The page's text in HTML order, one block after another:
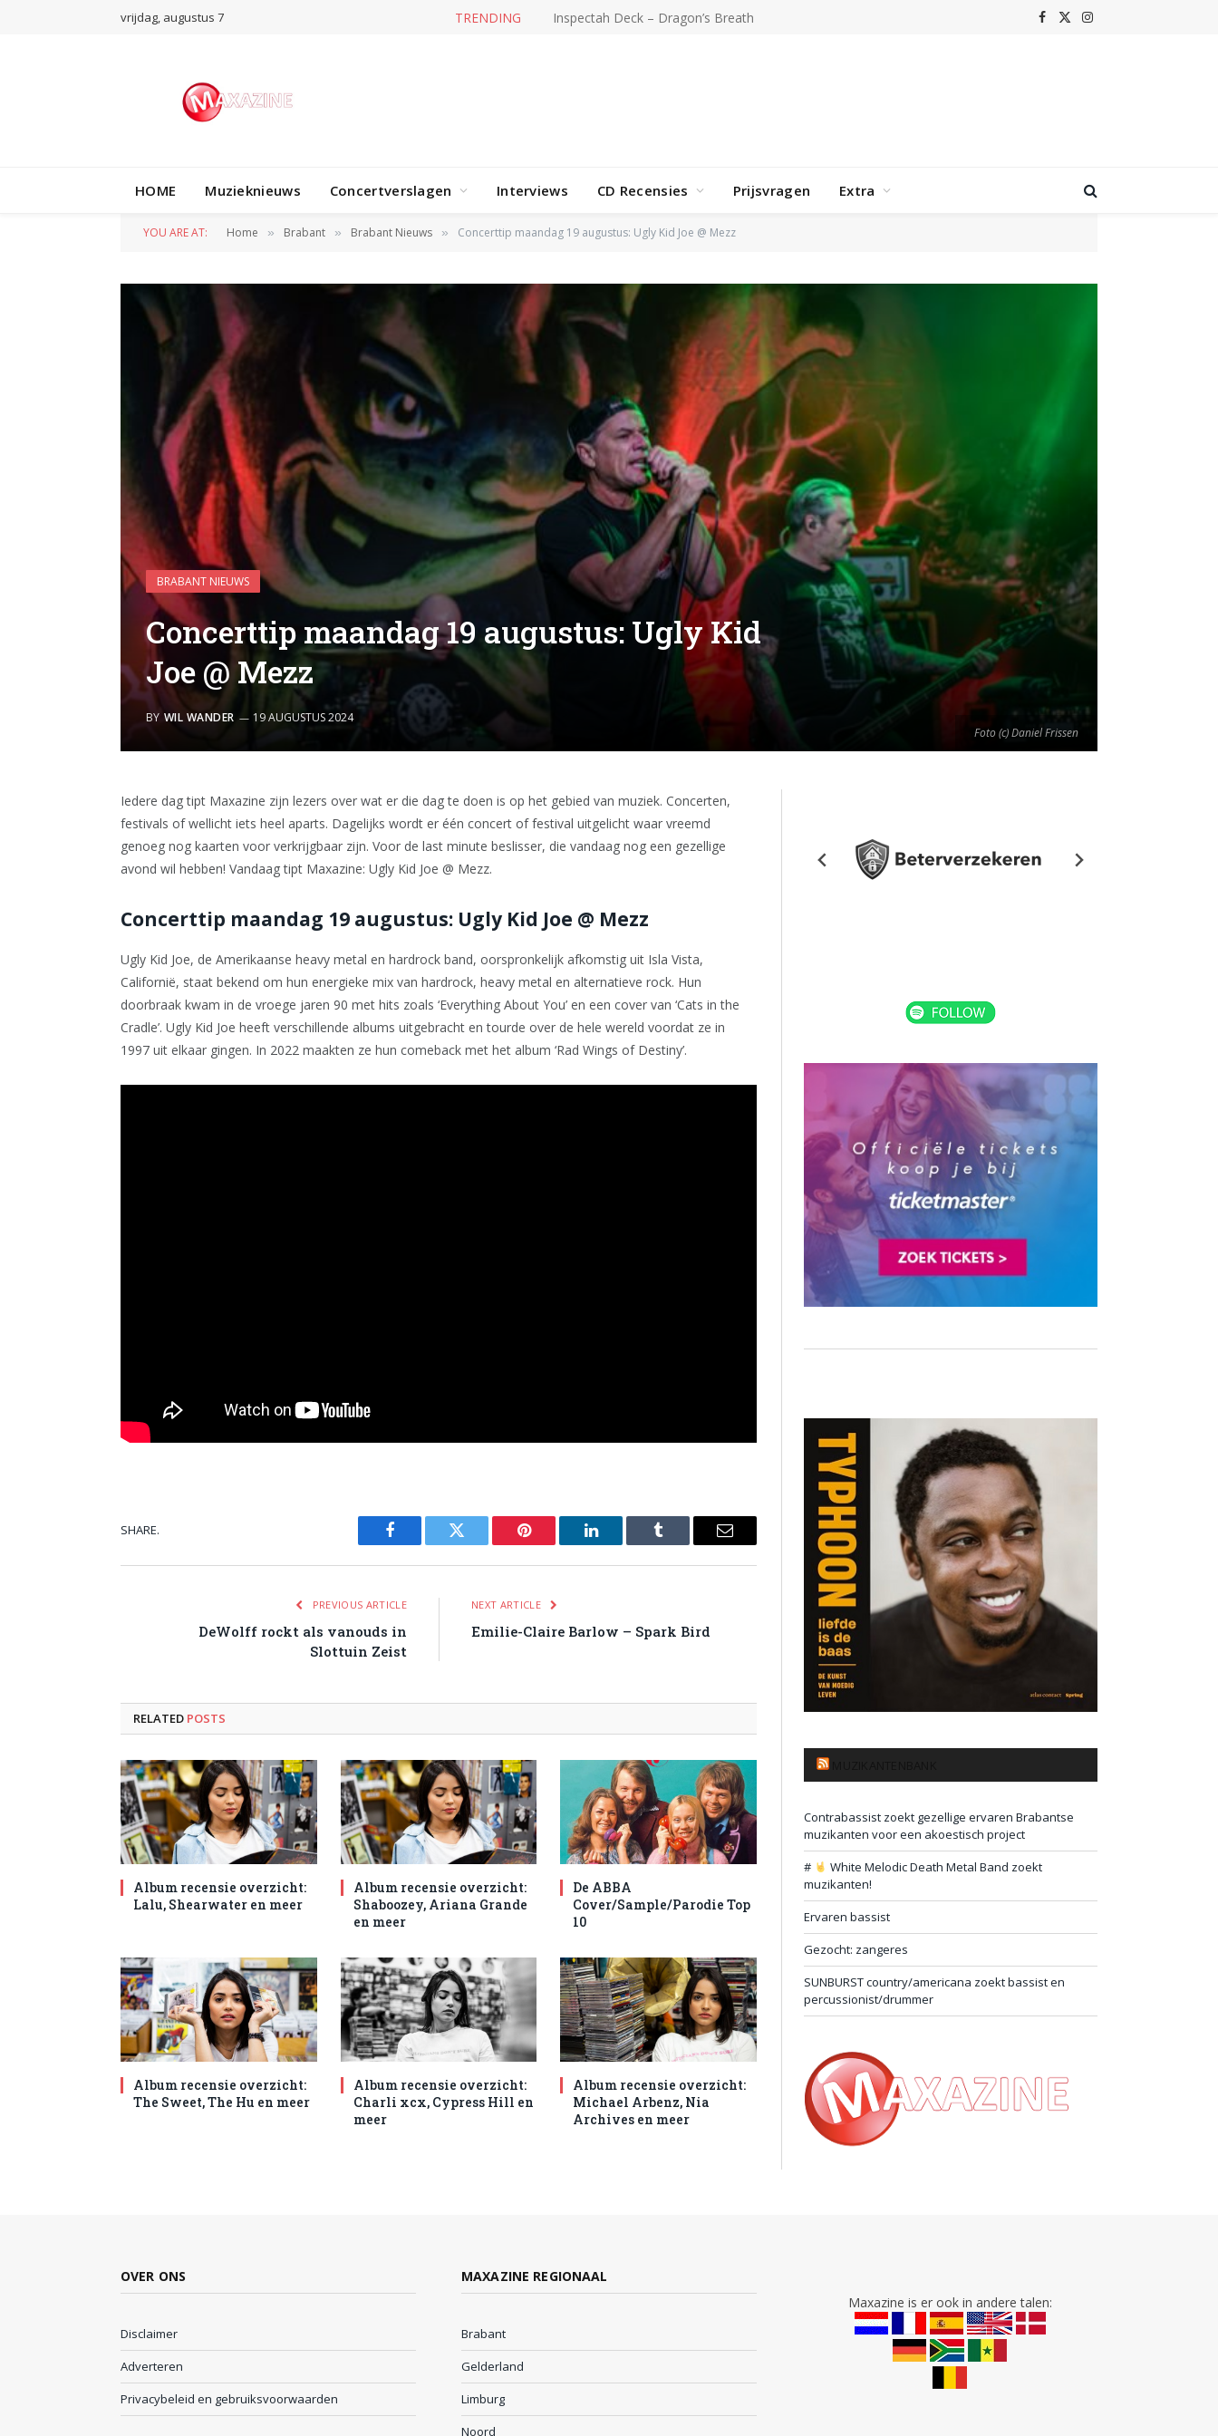
vrijdag, augustus 7 TRENDING 3JS naar AFAS Live Facebook
X
Instagram
HOME Muzieknieuws Concertverslagen Interviews CD Recensies Prijsvragen Extra
YOU ARE AT: Home » Brabant » Brabant Nieuws » Concerttip maandag 19 augustus: Ugly Kid Joe @ Mezz
Foto (c) Daniel Frissen
BRABANT NIEUWS
Concerttip maandag 19 augustus: Ugly Kid
Joe @ Mezz
BY WIL WANDER 19 AUGUSTUS 2024
Iedere dag tipt Maxazine zijn lezers over wat er die dag te doen is op het gebied van muziek. Concerten,
festivals of wellicht iets heel aparts. Dagelijks wordt er één concert of festival uitgelicht waar vreemd
genoeg nog kaarten voor verkrijgbaar zijn. Voor de last minute beslisser, die vandaag nog een gezellige
avond wil hebben! Vandaag tipt Maxazine: Ugly Kid Joe @ Mezz.
Concerttip maandag 19 augustus: Ugly Kid Joe @ Mezz
Ugly Kid Joe, de Amerikaanse heavy metal en hardrock band, oorspronkelijk afkomstig uit Isla Vista,
Californië, staat bekend om hun energieke mix van hardrock, heavy metal en alternatieve rock. Hun
doorbraak kwam in de vroege jaren 90 met hits zoals ‘Everything About You’ en een cover van ‘Cats in the
Cradle’. Ugly Kid Joe heeft verschillende albums uitgebracht en tourde over de hele wereld voordat ze in
1997 uit elkaar gingen. In 2022 maakten ze hun comeback met het album ‘Rad Wings of Destiny’.
SHARE.
Facebook Twitter Pinterest LinkedIn Tumblr Email
PREVIOUS ARTICLE
DeWolff rockt als vanouds in
Slottuin Zeist
NEXT ARTICLE
Emilie-Claire Barlow – Spark Bird
RELATED POSTS
Album recensie overzicht:
Lalu, Shearwater en meer
Album recensie overzicht:
Shaboozey, Ariana Grande
en meer
De ABBA
Cover/Sample/Parodie Top
10
Album recensie overzicht:
The Sweet, The Hu en meer
Album recensie overzicht:
Charli xcx, Cypress Hill en
meer
Album recensie overzicht:
Michael Arbenz, Nia
Archives en meer
Contrabassist zoekt gezellige ervaren Brabantse
muzikanten voor een akoestisch project
#
White Melodic Death Metal Band zoekt
muzikanten!
Ervaren bassist
Gezocht: zangeres
SUNBURST country/americana zoekt bassist en
percussionist/drummer
OVER ONS
Disclaimer
Adverteren
Privacybeleid en gebruiksvoorwaarden
MAXAZINE REGIONAAL
Brabant
Gelderland
Limburg
Noord
Maxazine is er ook in andere talen: